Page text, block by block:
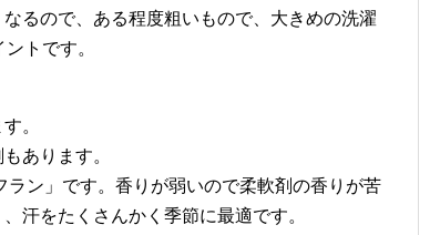
るので、ある程度粗いもので、大きめの洗濯
トです。
。
あります。
ン」です。香りが弱いので柔軟剤の香りが苦
汗をたくさんかく季節に最適です。